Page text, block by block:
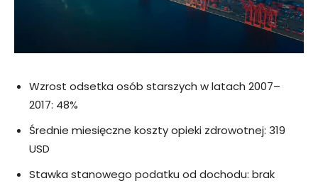
Wzrost odsetka osób starszych w latach 2007–
2017: 48%
Średnie miesięczne koszty opieki zdrowotnej: 319
USD
Stawka stanowego podatku od dochodu: brak